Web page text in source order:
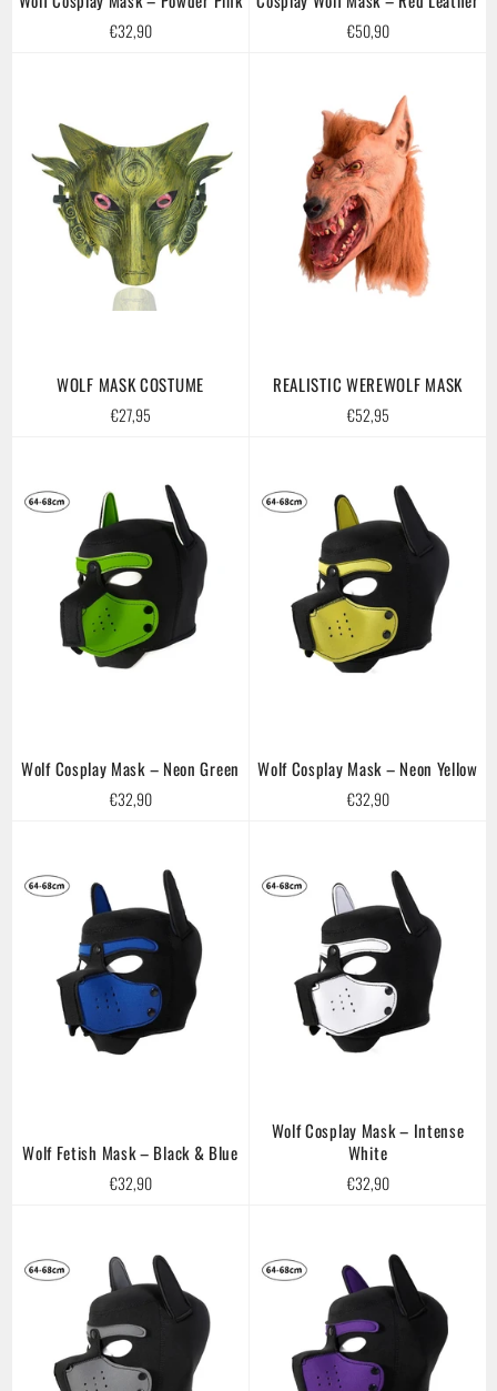
Regular
€32,90
Regular
€50,90
WOLF MASK COSTUME
Regular
€27,95
REALISTIC WEREWOLF MASK
Regular
€52,95
Wolf Cosplay Mask – Neon Green
Regular
€32,90
Wolf Cosplay Mask – Neon Yellow
Regular
€32,90
Wolf Fetish Mask – Black & Blue
Regular
€32,90
Wolf Cosplay Mask – Intense
White
Regular
€32,90